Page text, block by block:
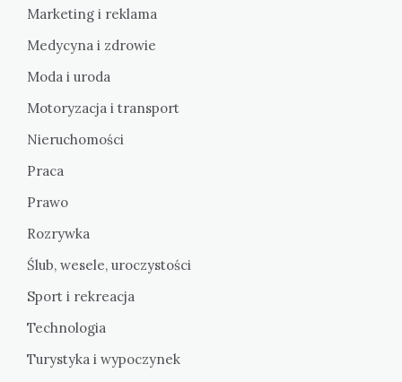
Marketing i reklama
Medycyna i zdrowie
Moda i uroda
Motoryzacja i transport
Nieruchomości
Praca
Prawo
Rozrywka
Ślub, wesele, uroczystości
Sport i rekreacja
Technologia
Turystyka i wypoczynek